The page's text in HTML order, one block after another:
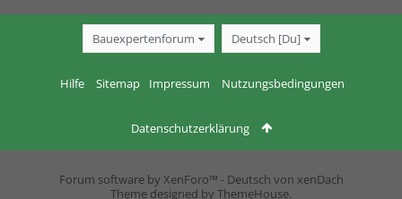
Bauexpertenforum Deutsch [Du]
Hilfe Sitemap Impressum Nutzungsbedingungen
Datenschutzerklärung
Forum software by XenForo™ - Deutsch von xenDach
Theme designed by ThemeHouse.